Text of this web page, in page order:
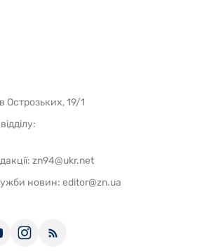
Острозьких, 19/1
zn94@ukr.net
новин: editor@zn.ua